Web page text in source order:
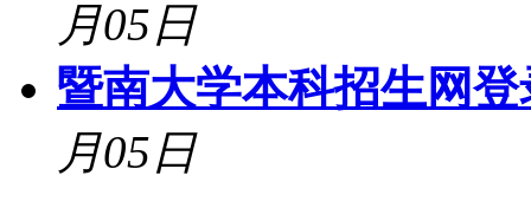
月05日
暨南大学本科招生网
月05日